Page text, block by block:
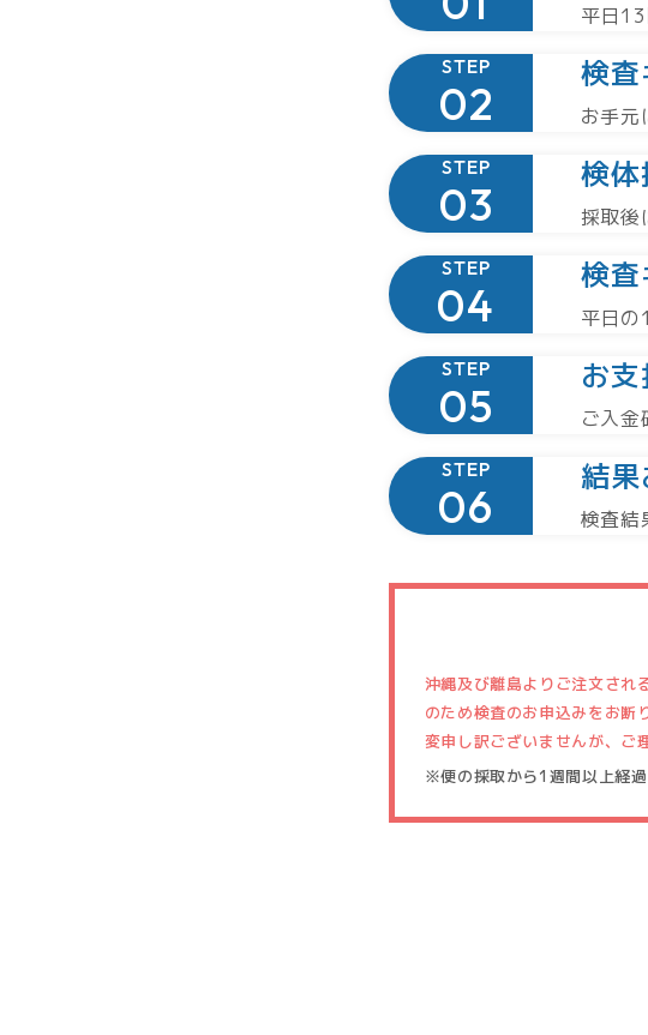
平日
STEP 検
お手元
STEP 検体
採取後
STEP 検査
平日の
STEP お支
ご入金
STEP 結
検査結
沖縄及び離島よりご注文され
のため検査のお申込みをお断
変申し訳ございませんが、ご
※便の採取から1週間以上経過